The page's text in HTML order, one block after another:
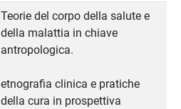
Teorie del corpo della salute e
della malattia in chiave
antropologica.
etnografia clinica e pratiche
della cura in prospettiva